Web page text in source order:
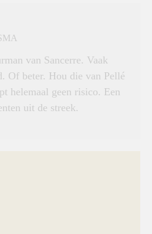
van Sancerre. Vaak
Of beter. Hou die van Pellé
helemaal geen risico. Een
uit de streek.